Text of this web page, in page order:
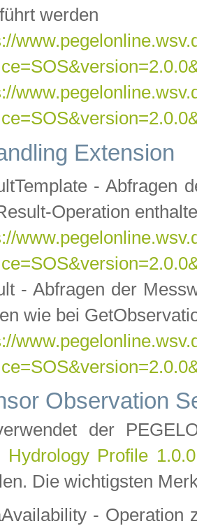
werden
Extension
- Abfragen
Operation
- Abfragen der
wie bei
Observation
der
Hydrology Profile
Die wichtigsten
- Operation